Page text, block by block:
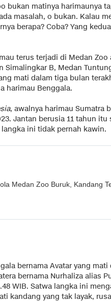
bukan matinya harimaunya
masalah, o bukan. Kalau
berapa? Coba? Yang
terus terjadi di Medan
Simalingkar B, Medan
mati dalam tiga bulan
harimau Benggala.
, awalnya harimau Sumatra
Jantan berusia 11 tahun
ini tidak pernah kawin.
Medan Zoo Buruk, Kandang
bernama Avatar yang
bernama Nurhaliza alias
WIB. Satwa langka ini
kandang yang tak layak,